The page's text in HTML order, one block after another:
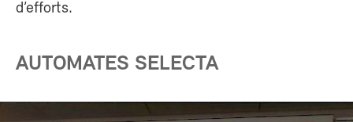
d’efforts.
AUTOMATES SELECTA